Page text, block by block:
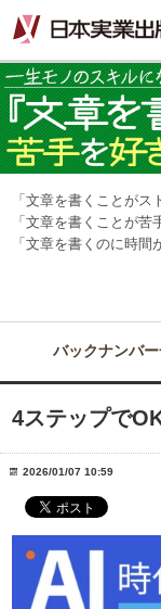
「文章を書くことがス
「文章を書くことが
「文章を書くのに時間
し、文章を書けるか
も文章ってどう書け
経験した中から導き出
バックナンバ
4ステップで
2026/01/07 10:59